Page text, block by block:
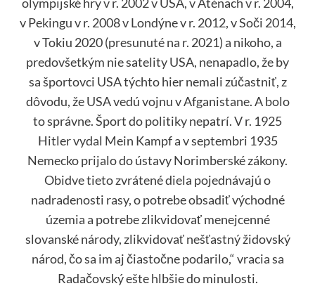
v Pekingu v r. 2008 v Londýne v r. 2012, v Soči 2014,
v Tokiu 2020 (presunuté na r. 2021) a nikoho, a
predovšetkým nie satelity USA, nenapadlo, že by
sa športovci USA týchto hier nemali zúčastniť, z
dôvodu, že USA vedú vojnu v Afganistane. A bolo
to správne. Šport do politiky nepatrí. V r. 1925
Hitler vydal Mein Kampf a v septembri 1935
Nemecko prijalo do ústavy Norimberské zákony.
Obidve tieto zvrátené diela pojednávajú o
nadradenosti rasy, o potrebe obsadiť východné
územia a potrebe zlikvidovať menejcenné
slovanské národy, zlikvidovať nešťastný židovský
národ, čo sa im aj čiastočne podarilo,“ vracia sa
Radačovský ešte hlbšie do minulosti.